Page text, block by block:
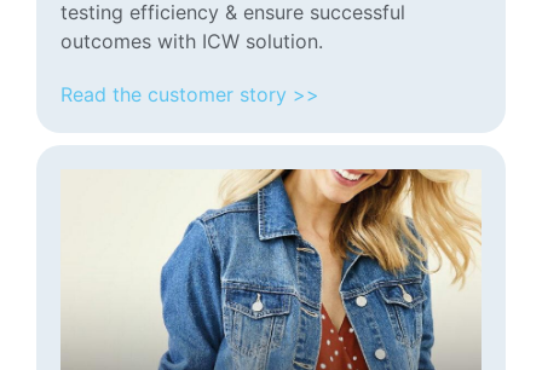
testing efficiency & ensure successful
outcomes with ICW solution.
Read the customer story >>